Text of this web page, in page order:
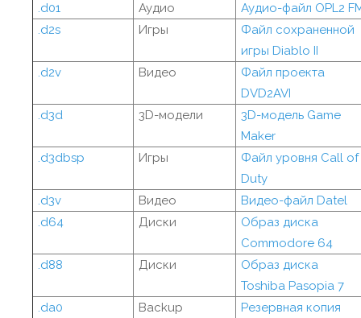
.d01
Аудио
Аудио-файл OPL2
.d2s
Игры
Файл сохраненной
игры Diablo II
.d2v
Видео
Файл проекта
DVD2AVI
.d3d
3D-модели
3D-модель Game
Maker
.d3dbsp
Игры
Файл уровня Call of
Duty
.d3v
Видео
Видео-файл Datel
.d64
Диски
Образ диска
Commodore 64
.d88
Диски
Образ диска
Toshiba Pasopia 7
.da0
Backup
Резервная копия